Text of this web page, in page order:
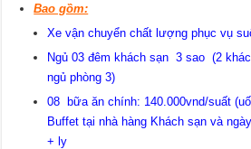
Bao gồm:
Xe vận chuyển chất lượng phục vụ
Ngủ 03 đêm khách sạn 3 sao (2
ngủ phòng 3)
08 bữa ăn chính: 140.000vnd/suất
Buffet tại nhà hàng Khách sạn và
+ ly